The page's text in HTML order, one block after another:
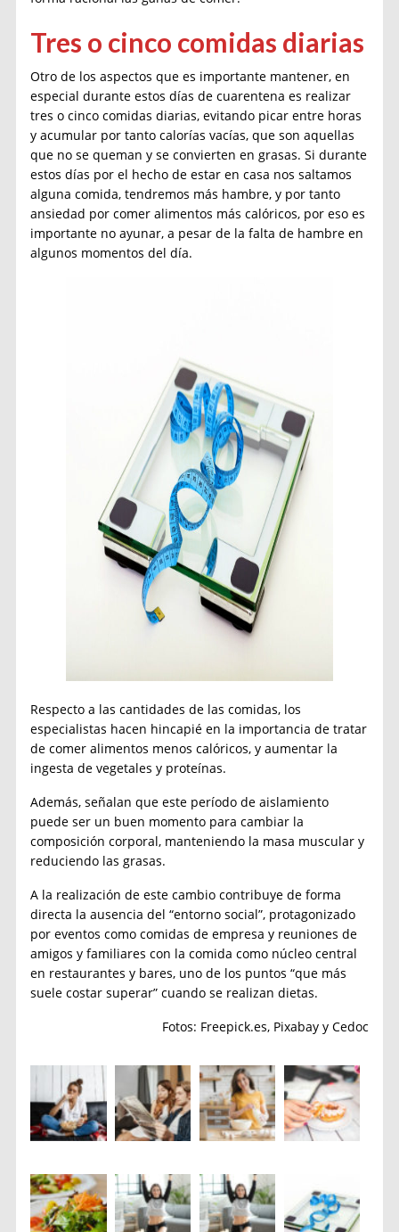
Tres o cinco comidas diarias
Otro de los aspectos que es importante mantener, en
especial durante estos días de cuarentena es realizar
tres o cinco comidas diarias, evitando picar entre horas
y acumular por tanto calorías vacías, que son aquellas
que no se queman y se convierten en grasas. Si durante
estos días por el hecho de estar en casa nos saltamos
alguna comida, tendremos más hambre, y por tanto
ansiedad por comer alimentos más calóricos, por eso es
importante no ayunar, a pesar de la falta de hambre en
algunos momentos del día.
Respecto a las cantidades de las comidas, los
especialistas hacen hincapié en la importancia de tratar
de comer alimentos menos calóricos, y aumentar la
ingesta de vegetales y proteínas.
Además, señalan que este período de aislamiento
puede ser un buen momento para cambiar la
composición corporal, manteniendo la masa muscular y
reduciendo las grasas.
A la realización de este cambio contribuye de forma
directa la ausencia del “entorno social”, protagonizado
por eventos como comidas de empresa y reuniones de
amigos y familiares con la comida como núcleo central
en restaurantes y bares, uno de los puntos “que más
suele costar superar” cuando se realizan dietas.
Fotos: Freepick.es, Pixabay y Cedoc